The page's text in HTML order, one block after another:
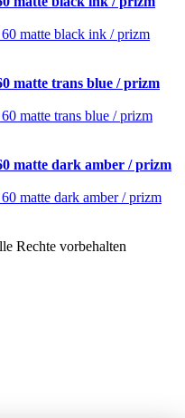
matte trans blue / prizm
matte dark amber / prizm
Rechte vorbehalten